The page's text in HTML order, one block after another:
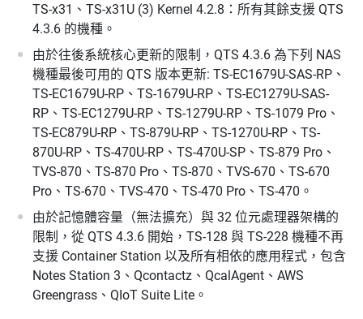
TS-x31、TS-x31U (3) Kernel 4.2.8：所有其餘支援 QTS
4.3.6 的機種。
由於往後系統核心更新的限制，QTS 4.3.6 為下列 NAS
機種最後可用的 QTS 版本更新: TS-EC1679U-SAS-RP、
TS-EC1679U-RP、TS-1679U-RP、TS-EC1279U-SAS-
RP、TS-EC1279U-RP、TS-1279U-RP、TS-1079 Pro、
TS-EC879U-RP、TS-879U-RP、TS-1270U-RP、TS-
870U-RP、TS-470U-RP、TS-470U-SP、TS-879 Pro、
TVS-870、TS-870 Pro、TS-870、TVS-670、TS-670
Pro、TS-670、TVS-470、TS-470 Pro、TS-470。
由於記憶體容量（無法擴充）與 32 位元處理器架構的
限制，從 QTS 4.3.6 開始，TS-128 與 TS-228 機種不再
支援 Container Station 以及所有相依的應用程式，包含
Notes Station 3、Qcontactz、QcalAgent、AWS
Greengrass、QIoT Suite Lite。